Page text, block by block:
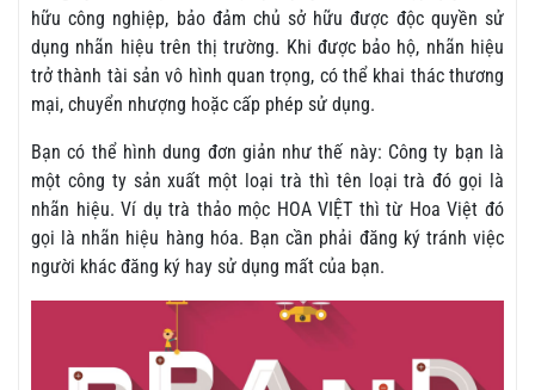
hữu công nghiệp, bảo đảm chủ sở hữu được độc quyền sử
dụng nhãn hiệu trên thị trường. Khi được bảo hộ, nhãn hiệu
trở thành tài sản vô hình quan trọng, có thể khai thác thương
mại, chuyển nhượng hoặc cấp phép sử dụng.
Bạn có thể hình dung đơn giản như thế này: Công ty bạn là
một công ty sản xuất một loại trà thì tên loại trà đó gọi là
nhãn hiệu. Ví dụ trà thảo mộc HOA VIỆT thì từ Hoa Việt đó
gọi là nhãn hiệu hàng hóa. Bạn cần phải đăng ký tránh việc
người khác đăng ký hay sử dụng mất của bạn.